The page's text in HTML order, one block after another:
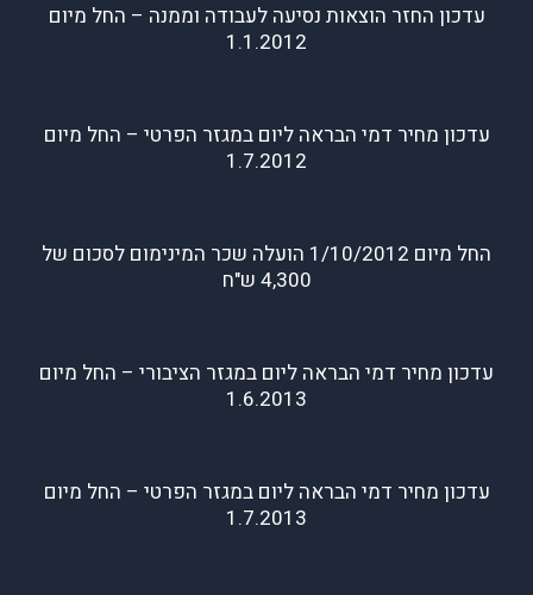
עדכון החזר הוצאות נסיעה לעבודה וממנה – החל מיום
1.1.2012
עדכון מחיר דמי הבראה ליום במגזר הפרטי – החל מיום
1.7.2012
החל מיום 1/10/2012 הועלה שכר המינימום לסכום של
4,300 ש"ח
עדכון מחיר דמי הבראה ליום במגזר הציבורי – החל מיום
1.6.2013
עדכון מחיר דמי הבראה ליום במגזר הפרטי – החל מיום
1.7.2013